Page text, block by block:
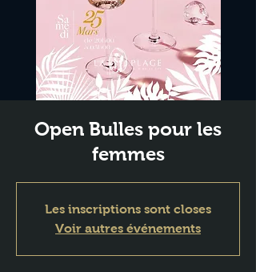
Open Bulles pour les
femmes
Les inscriptions sont closes
Voir autres événements